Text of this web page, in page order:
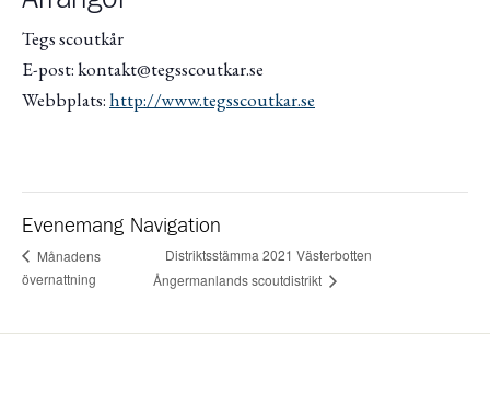
Tegs scoutkår
E-post: kontakt@tegsscoutkar.se
Webbplats:http://www.tegsscoutkar.se
Evenemang Navigation
Månadens
övernattning
Distriktsstämma 2021 Västerbotten
Ångermanlands scoutdistrikt